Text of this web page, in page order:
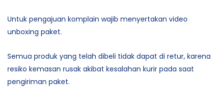
Untuk pengajuan komplain wajib menyertakan video
unboxing paket.
Semua produk yang telah dibeli tidak dapat di retur, karena
resiko kemasan rusak akibat kesalahan kurir pada saat
pengiriman paket.